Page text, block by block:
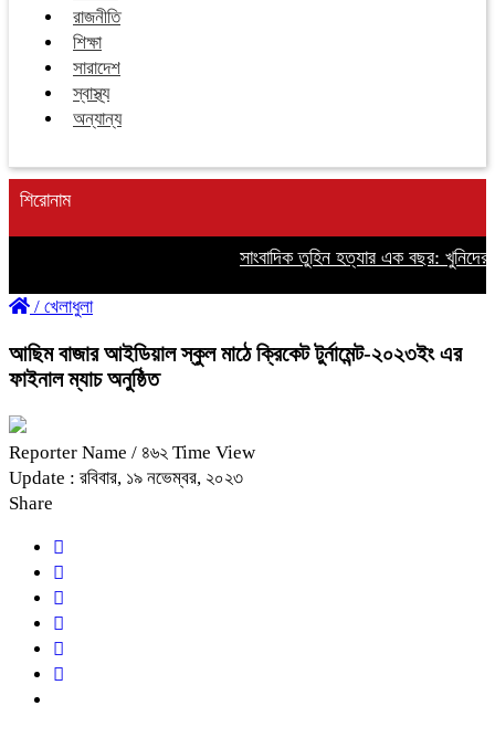
রাজনীতি
শিক্ষা
সারাদেশ
স্বাস্থ্য
অন্যান্য
শিরোনাম
সাংবাদিক তুহিন হত্যার এক বছর: খুনিদের
/ খেলাধুলা
আছিম বাজার আইডিয়াল স্কুল মাঠে ক্রিকেট টুর্নামেন্ট-২০২৩ইং এর
ফাইনাল ম্যাচ অনুষ্ঠিত
Reporter Name / ৪৬২ Time View
Update : রবিবার, ১৯ নভেম্বর, ২০২৩
Share